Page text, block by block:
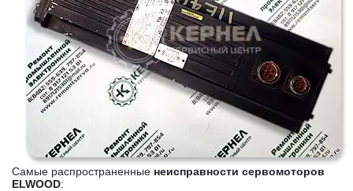
Самые распространенные неисправности сервомоторов
ELWOOD: